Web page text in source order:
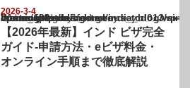
2026-3-4
Warning
: Undefined array key "show_category" in
/home/netst/kuno-cpa.co.jp/public_html/india_blog/wp-content/themes/
on line183
【2026年最新】インド ビザ完全
ガイド‐申請方法・eビザ料金・
オンライン手順まで徹底解説